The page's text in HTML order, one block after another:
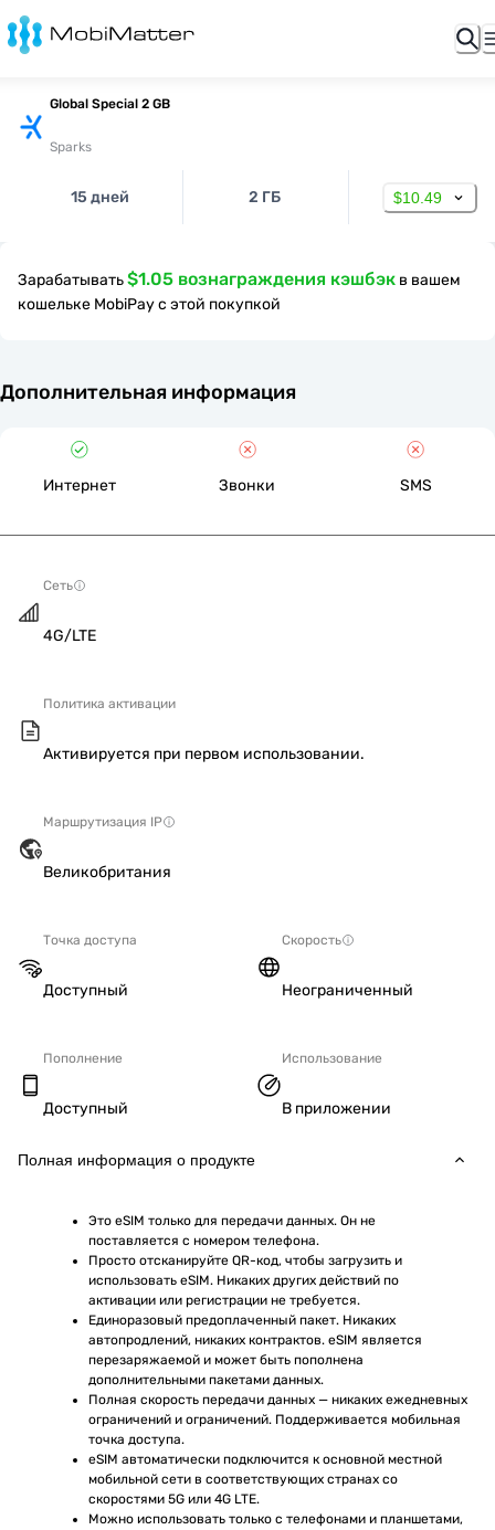
Global Special 2 GB
Sparks
15 дней 2 ГБ $10.49
Зарабатывать$1.05 вознаграждения кэшбэк в вашем
кошельке MobiPay с этой покупкой
Дополнительная информация
Интернет Звонки SMS
Сеть
4G/LTE
Политика активации
Активируется при первом использовании.
Маршрутизация IP
Великобритания
Точка доступа
Доступный
Скорость
Неограниченный
Пополнение
Доступный
Использование
В приложении
Полная информация о продукте
Это eSIM только для передачи данных. Он не
поставляется с номером телефона.
Просто отсканируйте QR-код, чтобы загрузить и
использовать eSIM. Никаких других действий по
активации или регистрации не требуется.
Единоразовый предоплаченный пакет. Никаких
автопродлений, никаких контрактов. eSIM является
перезаряжаемой и может быть пополнена
дополнительными пакетами данных.
Полная скорость передачи данных — никаких ежедневных
ограничений и ограничений. Поддерживается мобильная
точка доступа.
eSIM автоматически подключится к основной местной
мобильной сети в соответствующих странах со
скоростями 5G или 4G LTE.
Можно использовать только с телефонами и планшетами,